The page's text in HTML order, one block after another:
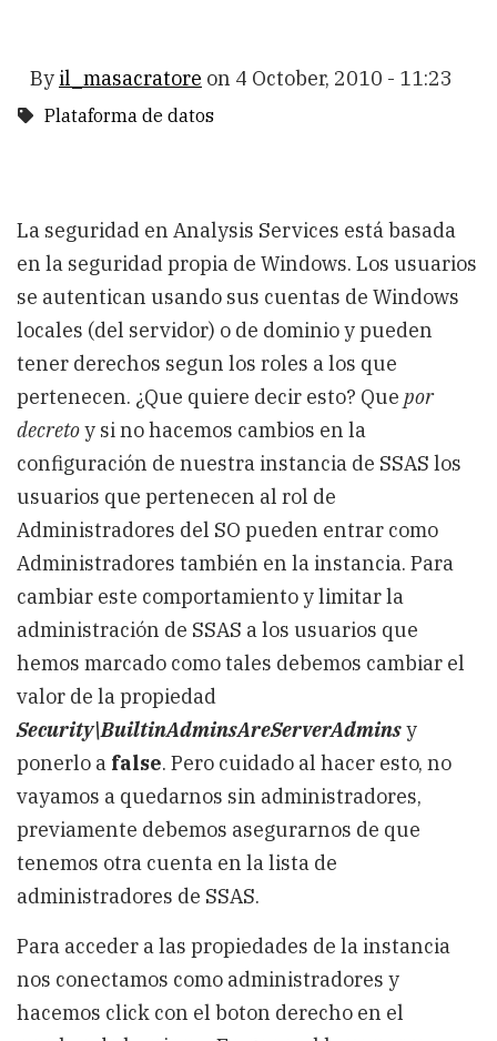
Byil_masacratore on 4 October, 2010 - 11:23
Plataforma de datos
La seguridad en Analysis Services está basada
en la seguridad propia de Windows. Los usuarios
se autentican usando sus cuentas de Windows
locales (del servidor) o de dominio y pueden
tener derechos segun los roles a los que
pertenecen. ¿Que quiere decir esto? Que por
decretoy si no hacemos cambios en la
configuración de nuestra instancia de SSAS los
usuarios que pertenecen al rol de
Administradores del SO pueden entrar como
Administradores también en la instancia. Para
cambiar este comportamiento y limitar la
administración de SSAS a los usuarios que
hemos marcado como tales debemos cambiar el
valor de la propiedad
Security\BuiltinAdminsAreServerAdminsy
ponerlo a false. Pero cuidado al hacer esto, no
vayamos a quedarnos sin administradores,
previamente debemos asegurarnos de que
tenemos otra cuenta en la lista de
administradores de SSAS.
Para acceder a las propiedades de la instancia
nos conectamos como administradores y
hacemos click con el boton derecho en el